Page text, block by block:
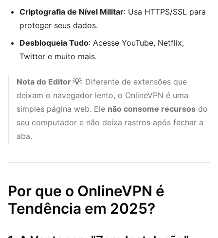
Criptografia de Nível Militar: Usa HTTPS/SSL para
proteger seus dados.
Desbloqueia Tudo: Acesse YouTube, Netflix,
Twitter e muito mais.
Nota do Editor 💡: Diferente de extensões que
deixam o navegador lento, o OnlineVPN é uma
simples página web. Ele não consome recursos do
seu computador e não deixa rastros após fechar a
aba.
Por que o OnlineVPN é
Tendência em 2025?